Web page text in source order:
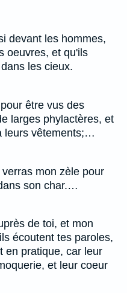
devant les hommes,
oeuvres, et qu'ils
les cieux.
être vus des
larges phylactères, et
leurs vêtements;…
mon zèle pour
son char.…
de toi, et mon
écoutent tes paroles,
en pratique, car leur
et leur coeur